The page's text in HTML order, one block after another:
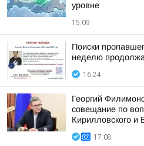
уровне
15:09
Поиски
неделю
16:24
Георгий
совещание по
Кирилловского и
17:08